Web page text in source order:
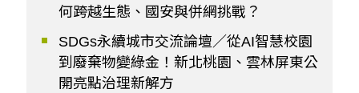
何跨越生態、國安與併網挑戰？
SDGs永續城市交流論壇／從AI智慧校園
到廢棄物變綠金！新北桃園、雲林屏東公
開亮點治理新解方